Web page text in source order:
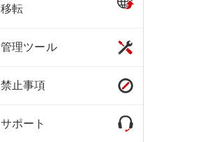
移転
管理ツール
禁止事項
サポート